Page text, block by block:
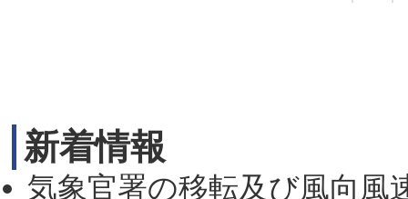
新着情報
気象官署の移転及び風向風